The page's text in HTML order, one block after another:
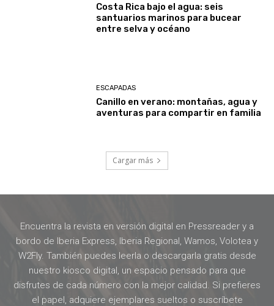
Costa Rica bajo el agua: seis
santuarios marinos para bucear
entre selva y océano
ESCAPADAS
Canillo en verano: montañas, agua y
aventuras para compartir en familia
Cargar más
Encuentra la revista en versión digital en Pressreader y a
bordo de Iberia Express, Iberia Regional, Wamos, Volotea y
W2Fly. También puedes leerla o descargarla gratis desde
nuestro kiosco digital, un espacio pensado para que
disfrutes de cada número con la mejor calidad. Si prefieres
el papel, adquiere ejemplares sueltos o suscríbete